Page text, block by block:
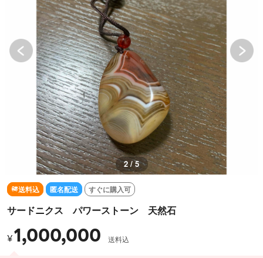
3 / 5
送料込 匿名配送 すぐに購入可
サードニクス パワーストーン 天然石
¥1,000,000 送料込